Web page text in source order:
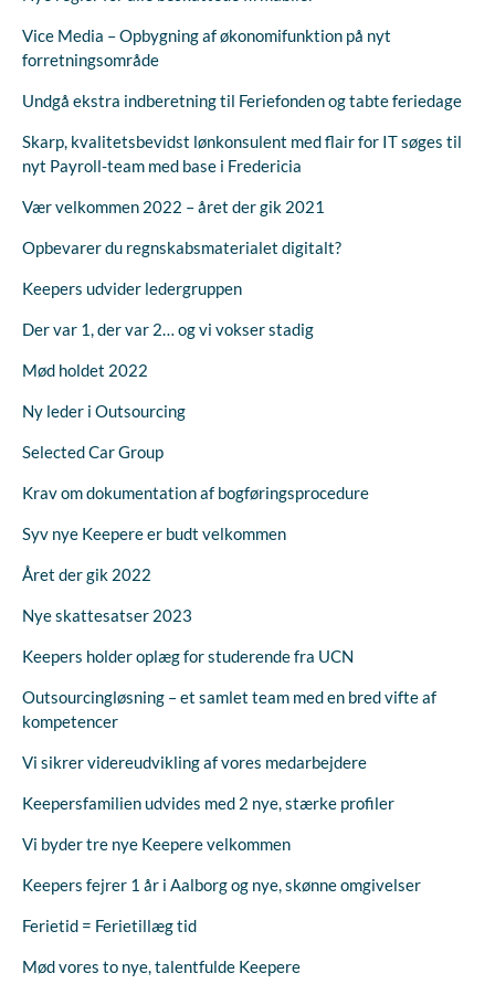
Vice Media – Opbygning af økonomifunktion på nyt
forretningsområde
Undgå ekstra indberetning til Feriefonden og tabte feriedage
Skarp, kvalitetsbevidst lønkonsulent med flair for IT søges til
nyt Payroll-team med base i Fredericia
Vær velkommen 2022 – året der gik 2021
Opbevarer du regnskabsmaterialet digitalt?
Keepers udvider ledergruppen
Der var 1, der var 2… og vi vokser stadig
Mød holdet 2022
Ny leder i Outsourcing
Selected Car Group
Krav om dokumentation af bogføringsprocedure
Syv nye Keepere er budt velkommen
Året der gik 2022
Nye skattesatser 2023
Keepers holder oplæg for studerende fra UCN
Outsourcingløsning – et samlet team med en bred vifte af
kompetencer
Vi sikrer videreudvikling af vores medarbejdere
Keepersfamilien udvides med 2 nye, stærke profiler
Vi byder tre nye Keepere velkommen
Keepers fejrer 1 år i Aalborg og nye, skønne omgivelser
Ferietid = Ferietillæg tid
Mød vores to nye, talentfulde Keepere